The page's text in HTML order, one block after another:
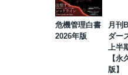
危機管理白書
2026年版
月刊
ダー
上半
【永
版】